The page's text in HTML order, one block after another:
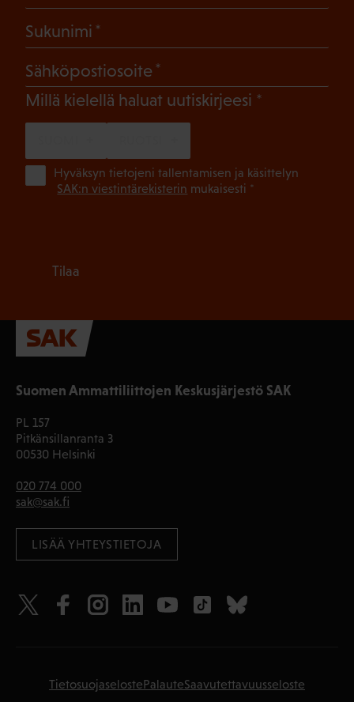
Suomen Ammattiliittojen Keskusjärjestö SAK
PL 157
Pitkänsillanranta 3
00530 Helsinki
020 774 000
sak@sak.fi
LISÄÄ YHTEYSTIETOJA
Sukunimi
Sähköpostiosoite
Millä kielellä haluat uutiskirjeesi (Pakollinen)
Hyväksyn tietojeni tallentamisen ja käsittelyn
SAK:n viestintärekisterin mukaisesti *
Tilaa
TietosuojaselostePalauteSaavutettavuusseloste